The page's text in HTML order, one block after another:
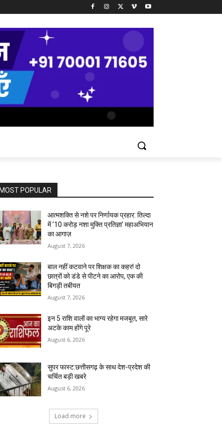
MOST POPULAR
आत्मशक्ति से नशे पर निर्णायक प्रहार: तिल्दा
में ’10 करोड़ नशा मुक्ति प्रतिज्ञा’ महाअभियान
का आगाज़
August 7, 2026
बाल नहीं कटवाने पर शिक्षक का कहर! दो
छात्रों को डंडे से पीटने का आरोप, एक की
बिगड़ी तबीयत
August 7, 2026
इन 5 राशि वालों का भाग्य रहेगा मजबूत, सारे
अटके काम होंगे पूरे
August 6, 2026
सुपर फास्ट:छत्तीसगढ़ के साथ देश-प्रदेश की
चर्चित बड़ी खबरे
August 6, 2026
Load more